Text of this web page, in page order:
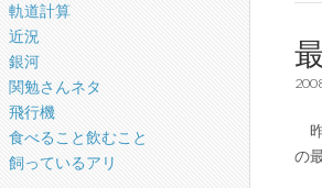
昨
の
軌道計算
近況
銀河
関勉さんネタ
飛行機
食べること飲むこと
飼っているアリ